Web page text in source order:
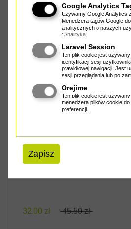
Google Analytics
Używamy Google Analytics
Menedżera tagów Google
analitycznych o naszych
: Analityka
Laravel Session
Ten plik cookie jest
identyfikacji sesji
prawidłowej nawigacji. Jest
sesji przeglądania lub po
Orejime
Ten plik cookie jest
menedżera plików cookie
preferencji.
Zapisz
32.00 zł 45.50 zł
PRZYNĘTA SAVAGE GEAR
SARDINE
ZOBACZ
32.00 zł 45.50 zł